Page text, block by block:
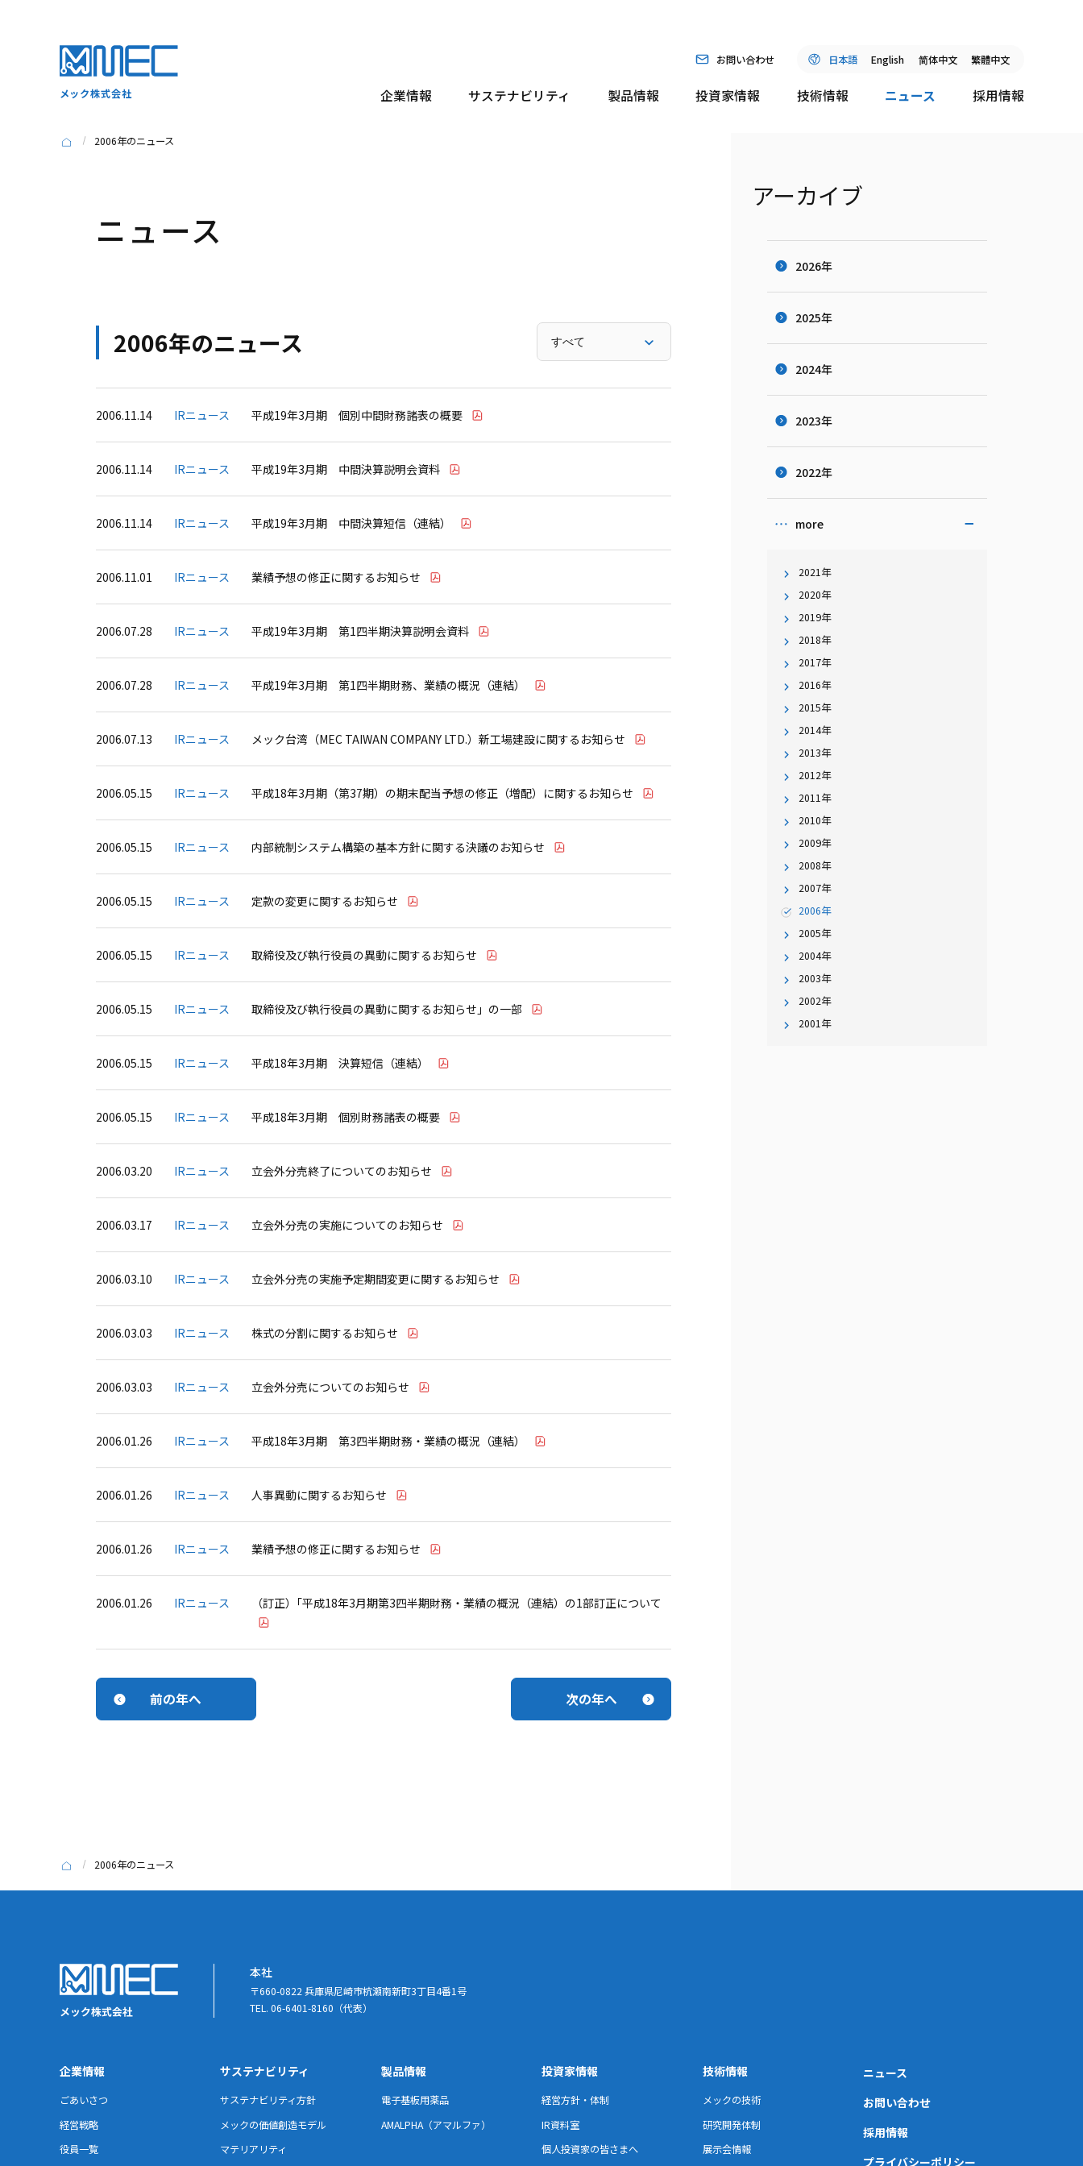
メック株式会社
お問い合わせ 日本語 English 简体中文 繁體中文
企業情報 サステナビリティ 製品情報 投資家情報 技術情報 ニュース 採用情報
2006年のニュース
ニュース
2006年のニュース
2006.11.14 IRニュース 平成19年3月期 個別中間財務諸表の概要
2006.11.14 IRニュース 平成19年3月期 中間決算説明会資料
2006.11.14 IRニュース 平成19年3月期 中間決算短信（連結）
2006.11.01 IRニュース 業績予想の修正に関するお知らせ
2006.07.28 IRニュース 平成19年3月期 第1四半期決算説明会資料
2006.07.28 IRニュース 平成19年3月期 第1四半期財務、業績の概況（連結）
2006.07.13 IRニュース メック台湾（MEC TAIWAN COMPANY LTD.）新工場建設に関するお知らせ
2006.05.15 IRニュース 平成18年3月期（第37期）の期末配当予想の修正（増配）に関するお知らせ
2006.05.15 IRニュース 内部統制システム構築の基本方針に関する決議のお知らせ
2006.05.15 IRニュース 定款の変更に関するお知らせ
2006.05.15 IRニュース 取締役及び執行役員の異動に関するお知らせ
2006.05.15 IRニュース 取締役及び執行役員の異動に関するお知らせ」の一部
2006.05.15 IRニュース 平成18年3月期 決算短信（連結）
2006.05.15 IRニュース 平成18年3月期 個別財務諸表の概要
2006.03.20 IRニュース 立会外分売終了についてのお知らせ
2006.03.17 IRニュース 立会外分売の実施についてのお知らせ
2006.03.10 IRニュース 立会外分売の実施予定期間変更に関するお知らせ
2006.03.03 IRニュース 株式の分割に関するお知らせ
2006.03.03 IRニュース 立会外分売についてのお知らせ
2006.01.26 IRニュース 平成18年3月期 第3四半期財務・業績の概況（連結）
2006.01.26 IRニュース 人事異動に関するお知らせ
2006.01.26 IRニュース 業績予想の修正に関するお知らせ
2006.01.26 IRニュース （訂正）｢平成18年3月期第3四半期財務・業績の概況（連結）の1部訂正について
前の年へ 次の年へ
アーカイブ
2026年
2025年
2024年
2023年
2022年
more
2021年
2020年
2019年
2018年
2017年
2016年
2015年
2014年
2013年
2012年
2011年
2010年
2009年
2008年
2007年
2006年
2005年
2004年
2003年
2002年
2001年
2006年のニュース
本社
〒660-0822 兵庫県尼崎市杭瀬南新町3丁目4番1号
TEL. 06-6401-8160（代表）
企業情報
ごあいさつ
経営戦略
役員一覧
サステナビリティ
サステナビリティ方針
メックの価値創造モデル
マテリアリティ
製品情報
電子基板用薬品
AMALPHA（アマルファ）
投資家情報
経営方針・体制
IR資料室
個人投資家の皆さまへ
技術情報
メックの技術
研究開発体制
展示会情報
ニュース
お問い合わせ
採用情報
プライバシーポリシー